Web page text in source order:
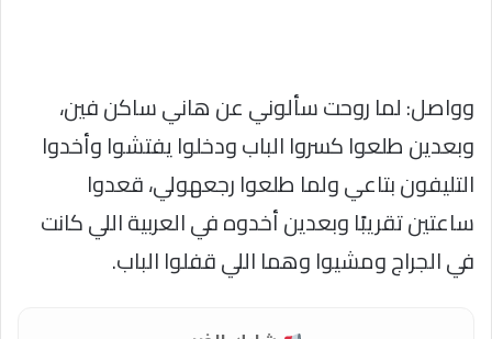
وواصل: لما روحت سألوني عن هاني ساكن فين،
وبعدين طلعوا كسروا الباب ودخلوا يفتشوا وأخدوا
التليفون بتاعي ولما طلعوا رجعهولي، قعدوا
ساعتين تقريبًا وبعدين أخدوه في العربية اللي كانت
في الجراج ومشيوا وهما اللي قفلوا الباب.